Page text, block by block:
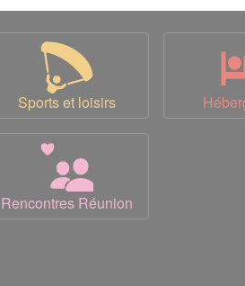
Sports et loisirs
Rencontres Réunion